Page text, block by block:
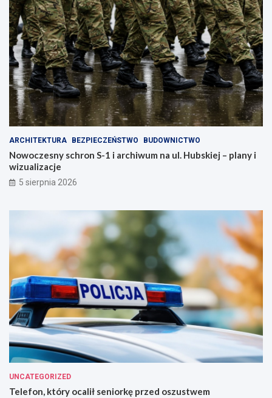
ARCHITEKTURA BEZPIECZEŃSTWO BUDOWNICTWO
Nowoczesny schron S-1 i archiwum na ul. Hubskiej – plany i
wizualizacje
5 sierpnia 2026
UNCATEGORIZED
Telefon, który ocalił seniorkę przed oszustwem